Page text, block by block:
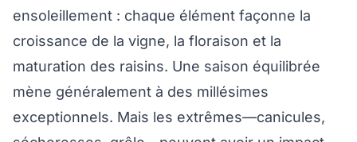
ensoleillement : chaque élément façonne la
croissance de la vigne, la floraison et la
maturation des raisins. Une saison équilibrée
mène généralement à des millésimes
exceptionnels. Mais les extrêmes—canicules,